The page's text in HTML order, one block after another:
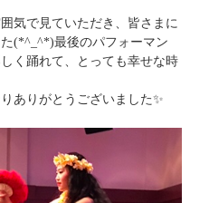
気で見ていただき、皆さまに
(*^_^*)最後のパフォーマン
く踊れて、とっても幸せな時
ありがとうございました✨